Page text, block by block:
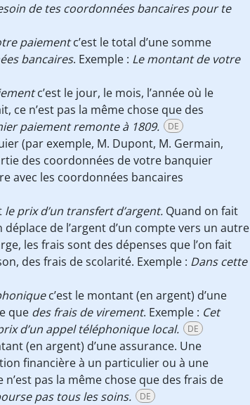
de tes coordonnées bancaires pour te
paiementc’est le total d’une somme
bancaires. Exemple : Le montant de votre
c’est le jour, le mois, l’année où le
ce n’est pas la même chose que des
paiement remonte à 1809. DE
(par exemple, M. Dupont, M. Germain,
des coordonnées de votre banquier
avec les coordonnées bancaires
le prix d’un transfert d’argent. Quand on fait
de l’argent d’un compte vers un autre
les frais sont des dépenses que l’on fait
des frais de scolarité. Exemple : Dans cette
c’est le montant (en argent) d’une
que des frais de virement. Exemple : Cet
d’un appel téléphonique local.
DE
(en argent) d’une assurance. Une
financière à un particulier ou à une
pas la même chose que des frais de
pas tous les soins. DE